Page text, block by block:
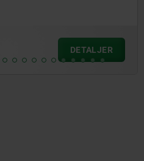
DETALJER